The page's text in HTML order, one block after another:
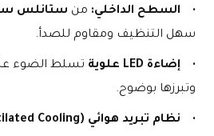
السطح الداخلي: من ستانلس
سهل التنظيف ومقاوم للصدأ.
إضاءة LED علوية
وتبرزها بوضوح.
نظام تبريد هوائي (Ventilated Cooling)